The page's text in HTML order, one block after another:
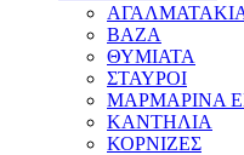
ΒΑΖΑ
ΘΥΜΙΑΤΑ
ΣΤΑΥΡΟΙ
ΜΑΡΜΑΡΙΝΑ
ΚΑΝΤΗΛΙΑ
ΚΟΡΝΙΖΕΣ